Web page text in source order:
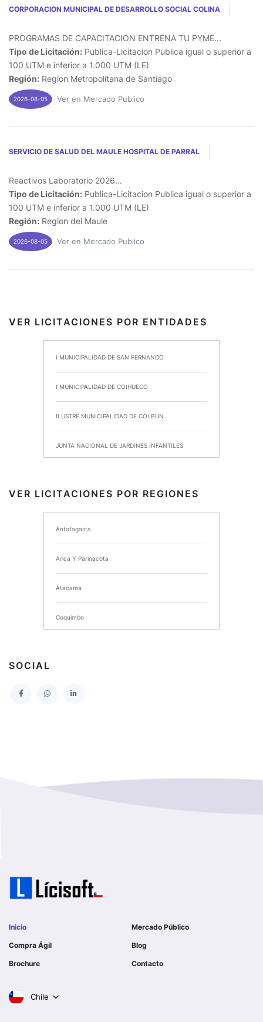
CORPORACION MUNICIPAL DE DESARROLLO SOCIAL COLINA
PROGRAMAS DE CAPACITACION ENTRENA TU PYME...
Tipo de Licitación: Publica-Licitacion Publica igual o superior a
100 UTM e inferior a 1.000 UTM (LE)
Región: Region Metropolitana de Santiago
2026-08-05 Ver en Mercado Publico
SERVICIO DE SALUD DEL MAULE HOSPITAL DE PARRAL
Reactivos Laboratorio 2026...
Tipo de Licitación: Publica-Licitacion Publica igual o superior a
100 UTM e inferior a 1.000 UTM (LE)
Región: Region del Maule
2026-08-05 Ver en Mercado Publico
VER LICITACIONES POR ENTIDADES
I MUNICIPALIDAD DE SAN FERNANDO
I MUNICIPALIDAD DE COIHUECO
ILUSTRE MUNICIPALIDAD DE COLBUN
JUNTA NACIONAL DE JARDINES INFANTILES
I MUNICIPALIDAD DE CHIMBARONGO
INSTITUTO NACIONAL DE DEPORTES DE CHILE
SERVICIO DE SALUD DEL MAULE HOSPITAL DE
TALCA
I MUNICIPALIDAD DE PROVIDENCIA
SERVICIO DE SALUD TALCAHUANO HOSPITAL DE
GOBERNACION PROVINCIAL DE TALCA
I MUNICIPALIDAD DE GORBEA
I MUNICIPALIDAD DE NINHUE
VER LICITACIONES POR REGIONES
Antofagasta
Arica Y Parinacota
Atacama
Coquimbo
Region Del Biobio
Tarapaca
SOCIAL
Inicio Mercado Público
Compra Ágil Blog
Brochure Contacto
Chile